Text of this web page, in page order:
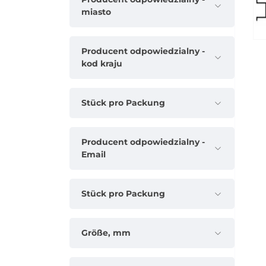
miasto
Producent odpowiedzialny -
kod kraju
Stück pro Packung
Producent odpowiedzialny -
Email
Stück pro Packung
Größe, mm